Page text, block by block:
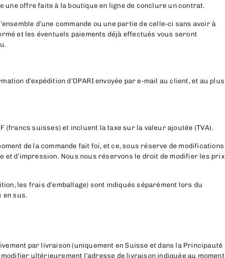
une offre faite à la boutique en ligne de conclure un contrat.
d’une commande ou une partie de celle-ci sans avoir à
et les éventuels paiements déjà effectués vous seront
d’expédition d’OPARI envoyée par e-mail au client, et au plus
(francs suisses) et incluent la taxe sur la valeur ajoutée (TVA).
de la commande fait foi, et ce, sous réserve de modifications
et d’impression. Nous nous réservons le droit de modifier les prix
les frais d’emballage) sont indiqués séparément lors du
en sus.
par livraison (uniquement en Suisse et dans la Principauté
ultérieurement l’adresse de livraison indiquée au moment